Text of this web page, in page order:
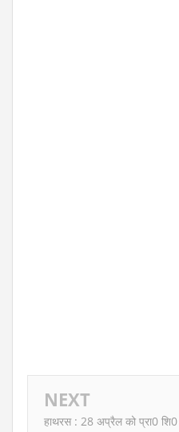
NEXT
हाथरस : 28 अप्रैल को प्रा0 शि0